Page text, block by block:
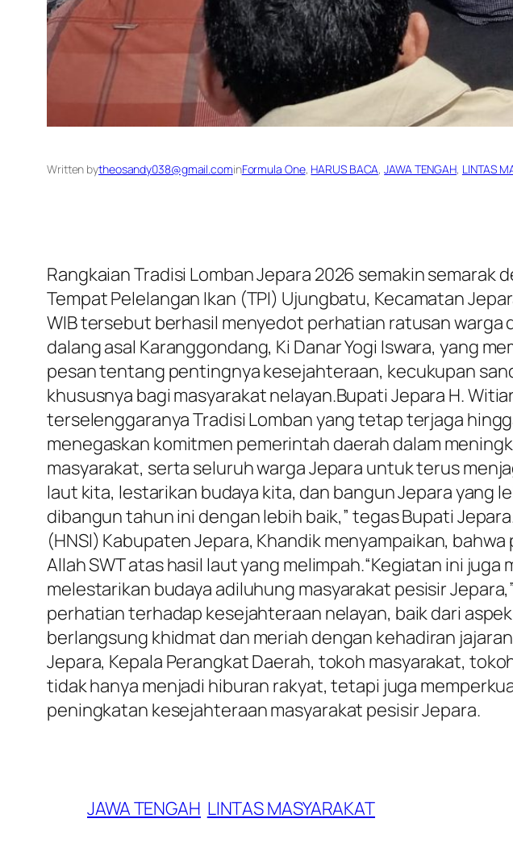
Written bytheosandy038@gmail.cominFormula One, HARUS BACA, JAWA TENGAH, LINTAS
Rangkaian Tradisi Lomban Jepara 2026 semakin
Tempat Pelelangan Ikan (TPI) Ujungbatu, Kecamatan
WIB tersebut berhasil menyedot perhatian ratusan warga
dalang asal Karanggondang, Ki Danar Yogi Iswara, yang
pesan tentang pentingnya kesejahteraan, kecukupan
khususnya bagi masyarakat nelayan.Bupati Jepara H.
terselenggaranya Tradisi Lomban yang tetap terjaga
menegaskan komitmen pemerintah daerah dalam
masyarakat, serta seluruh warga Jepara untuk terus
laut kita, lestarikan budaya kita, dan bangun Jepara yang
dibangun tahun ini dengan lebih baik,” tegas Bupati
(HNSI) Kabupaten Jepara, Khandik menyampaikan,
Allah SWT atas hasil laut yang melimpah.“Kegiatan ini
melestarikan budaya adiluhung masyarakat pesisir
perhatian terhadap kesejahteraan nelayan, baik dari
berlangsung khidmat dan meriah dengan kehadiran
Jepara, Kepala Perangkat Daerah, tokoh masyarakat,
tidak hanya menjadi hiburan rakyat, tetapi juga
peningkatan kesejahteraan masyarakat pesisir Jepara.
JAWA TENGAH LINTAS MASYARAKAT